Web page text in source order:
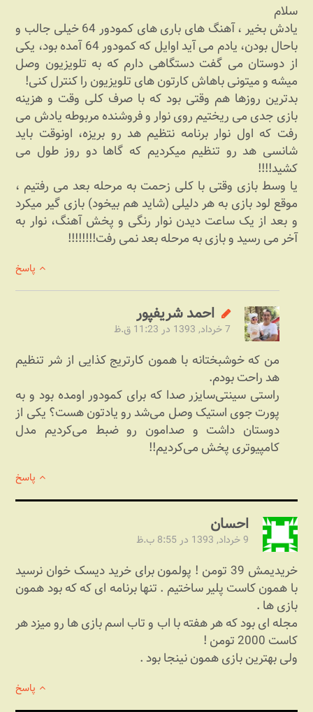
سلام
یادش بخیر ، آهنگ های باری های کمودور 64 خیلی جالب و
باحال بودن، یادم می آید اوایل که کمودور 64 آمده بود، یکی
از دوستان می گفت دستگاهی دارم که به تلویزیون وصل
میشه و میتونی باهاش کارتون های تلویزیون را کنترل کنی!
بدترین روزها هم وقتی بود که با صرف کلی وقت و هزینه
بازی جدی می ریختیم روی نوار و فروشنده مربوطه یادش می
رفت که اول نوار برنامه نتظیم هد رو بریزه، اونوقت باید
شانسی هد رو تنظیم میکردیم که گاها دو روز طول می
کشید!!!!
یا وسط بازی وقتی با کلی زحمت به مرحله بعد می رفتیم ،
موقع لود بازی به هر دلیلی (شاید هم بیخود) بازی گیر میکرد
و بعد از یک ساعت دیدن نوار رنگی و پخش آهنگ، نوار به
آخر می رسید و بازی به مرحله بعد نمی رفت!!!!!!!!
پاسخ
احمد شریف‎پور
7 خرداد, 1393 در 11:23 ق.ظ
من که خوشبختانه با همون کارتریج کذایی از شر تنظیم
هد راحت بودم.
راستی سینتی‌سایزر صدا که برای کمودور اومده بود و به
پورت جوی استیک وصل می‌شد رو یادتون هست؟ یکی از
دوستان داشت و صدامون رو ضبط می‌کردیم مدل
کامپیوتری پخش می‌کردیم!!
پاسخ
احسان
9 خرداد, 1393 در 8:55 ب.ظ
خریدیمش 39 تومن ! پولمون برای خرید دیسک خوان نرسید
با همون کاست پلیر ساختیم . تنها برنامه ای که که بود همون
بازی ها .
مجله ای بود که هر هفته با اب و تاب اسم بازی ها رو میزد هر
کاست 2000 تومن !
ولی بهترین بازی همون نینجا بود .
پاسخ